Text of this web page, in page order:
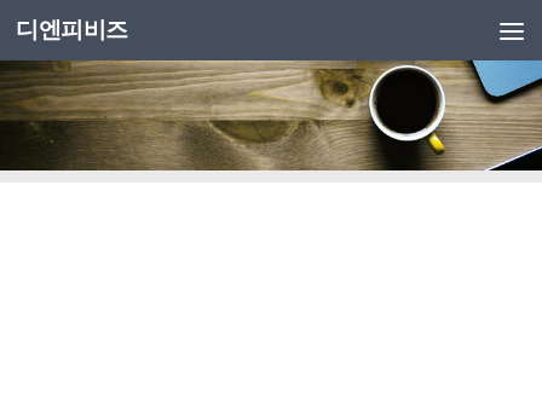
Skip to content
디엔피비즈